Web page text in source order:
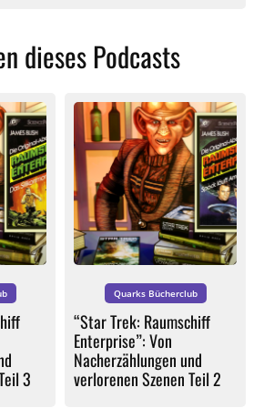
dieses Podcasts
3
Quarks Bücherclub
“Star Trek: Raumschiff
Enterprise”: Von
Nacherzählungen und
verlorenen Szenen Teil 2